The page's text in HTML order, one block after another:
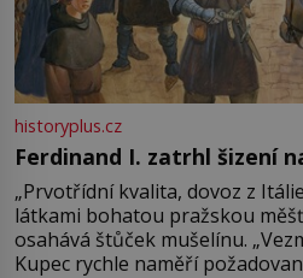
historyplus.cz
Ferdinand I. zatrhl šizení
„Prvotřídní kvalita, dovoz z
látkami bohatou pražskou
osahává štůček mušelínu.
Kupec rychle naměří